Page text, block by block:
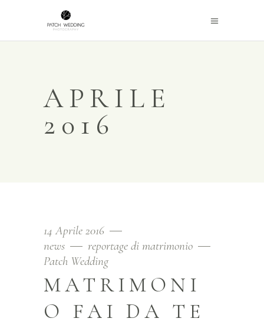
APRILE
2016
14 Aprile 2016
news
reportage di matrimonio
Patch Wedding
MATRIMONI
O FAI DA TE